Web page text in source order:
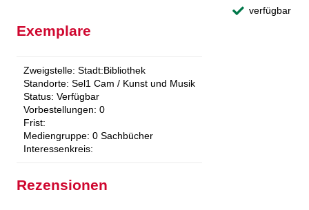
verfügbar
Exemplare
Zweigstelle: Stadt:Bibliothek
Standorte: Sel1 Cam / Kunst und Musik
Status: Verfügbar
Vorbestellungen: 0
Frist:
Mediengruppe: 0 Sachbücher
Interessenkreis:
Rezensionen